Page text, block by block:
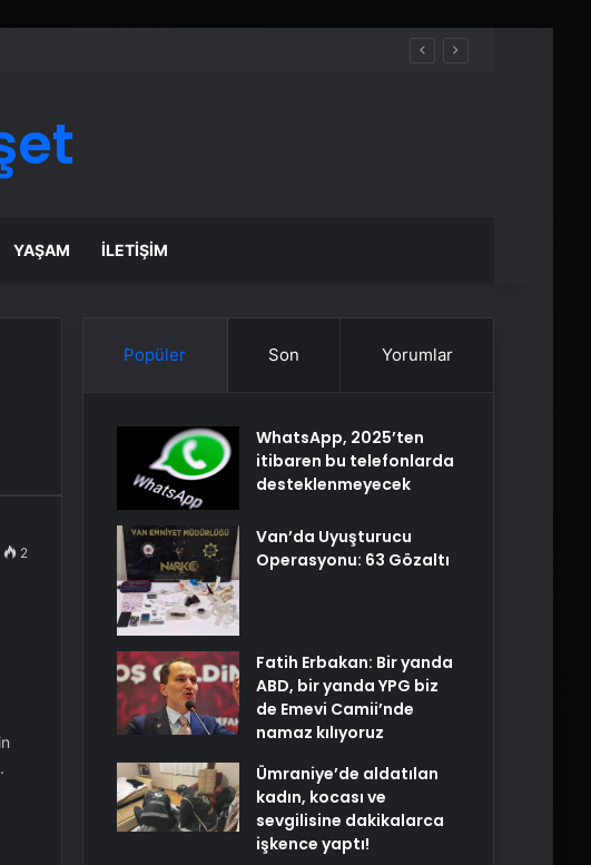
YAŞAM İLETIŞIM
2
Popüler Son Yorumlar
WhatsApp, 2025’ten
itibaren bu telefonlarda
desteklenmeyecek
Van’da Uyuşturucu
Operasyonu: 63 Gözaltı
Fatih Erbakan: Bir yanda
ABD, bir yanda YPG biz
de Emevi Camii’nde
namaz kılıyoruz
Ümraniye’de aldatılan
kadın, kocası ve
sevgilisine dakikalarca
işkence yaptı!